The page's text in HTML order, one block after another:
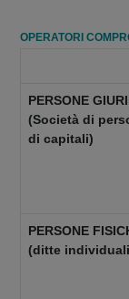
OPERATORI
PERSONE
(Società di
di capitali)
PERSONE
(ditte